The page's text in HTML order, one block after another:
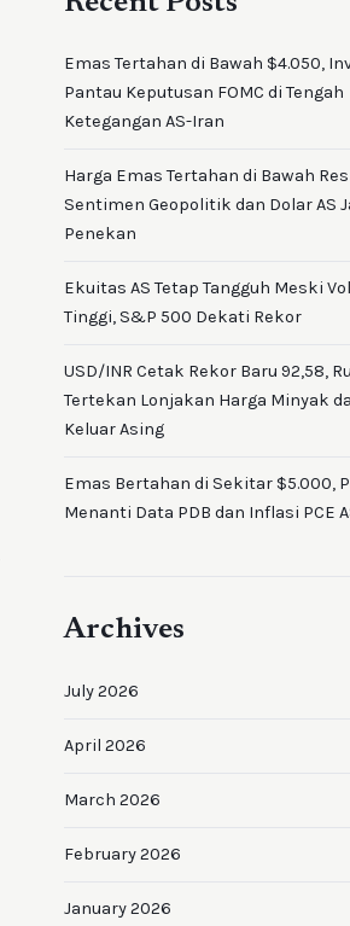
Emas Tertahan di Bawah $4.050,
Pantau Keputusan FOMC di Tengah
Ketegangan AS-Iran
Harga Emas Tertahan di Bawah
Sentimen Geopolitik dan Dolar AS
Penekan
Ekuitas AS Tetap Tangguh Meski
Tinggi, S&P 500 Dekati Rekor
USD/INR Cetak Rekor Baru 92,58,
Tertekan Lonjakan Harga Minyak
Keluar Asing
Emas Bertahan di Sekitar $5.000,
Menanti Data PDB dan Inflasi PCE
Archives
July 2026
April 2026
March 2026
February 2026
January 2026